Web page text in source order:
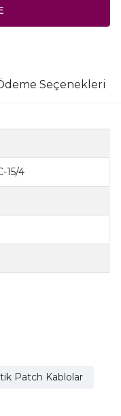
Seçenekleri
15/4
Patch Kablolar